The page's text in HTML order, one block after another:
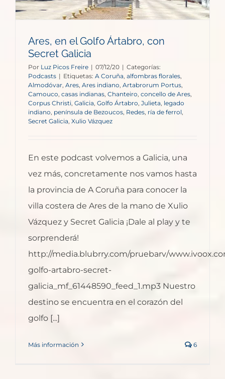
Ares, en el Golfo Ártabro, con
Secret Galicia
Por Luz Picos Freire | 07/12/20 | Categorías:
Podcasts | Etiquetas: A Coruña alfombras florales
Almodóvar Ares Ares indiano Artabrorum Portus
Camouco casas indianas Chanteiro, concello de Ares
Corpus Christi Galicia Golfo Ártabro Julieta legado
indiano península de Bezoucos, Redes, ría de ferrol
Secret Galicia Xulio Vázquez
En este podcast volvemos a Galicia, una
vez más, concretamente nos vamos hasta
la provincia de A Coruña para conocer la
villa costera de Ares de la mano de Xulio
Vázquez y Secret Galicia ¡Dale al play y te
sorprenderá!
http://media.blubrry.com/pruebarv/
golfo-artabro-secret-
galicia_mf_61448590_feed_1.mp3 Nuestro
destino se encuentra en el corazón del
golfo [...]
Más información 6